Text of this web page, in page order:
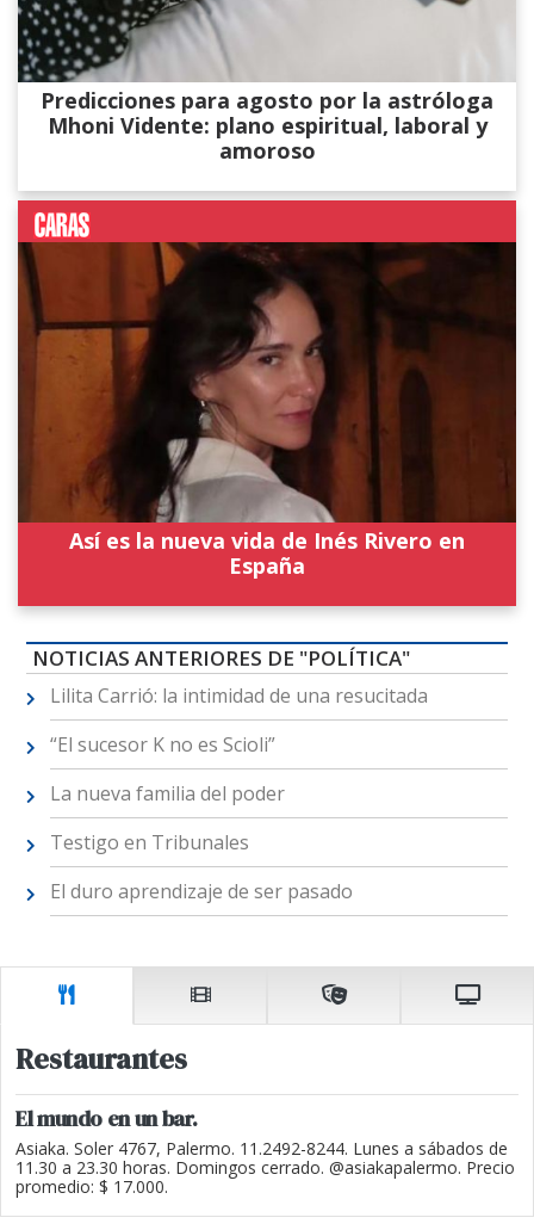
Predicciones para agosto por la astróloga
Mhoni Vidente: plano espiritual, laboral y
amoroso
Así es la nueva vida de Inés Rivero en
España
NOTICIAS ANTERIORES DE "POLÍTICA"
Lilita Carrió: la intimidad de una resucitada
“El sucesor K no es Scioli”
La nueva familia del poder
Testigo en Tribunales
El duro aprendizaje de ser pasado
Restaurantes
El mundo en un bar.
Asiaka. Soler 4767, Palermo. 11.2492-8244. Lunes a sábados de
11.30 a 23.30 horas. Domingos cerrado. @asiakapalermo. Precio
promedio: $ 17.000.